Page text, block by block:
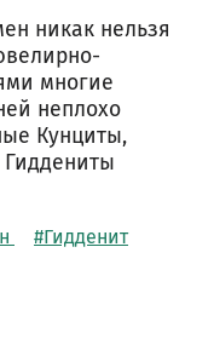
никак нельзя
многие
неплохо
Кунциты,
#Гидденит